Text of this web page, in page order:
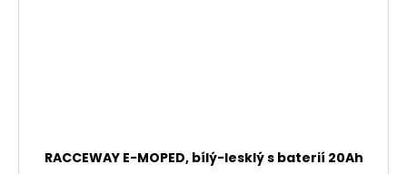
RACCEWAY E-MOPED, bílý-lesklý s baterií 20Ah